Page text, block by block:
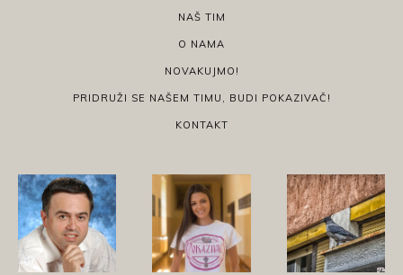
NAŠ TIM
O NAMA
NOVAKUJMO!
PRIDRUŽI SE NAŠEM TIMU, BUDI POKAZIVAČ!
KONTAKT